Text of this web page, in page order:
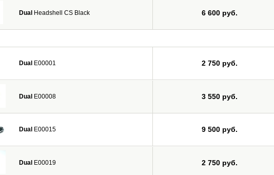
Dual Headshell CS Black 6 600 руб.
Dual E00001 2 750 руб.
Dual E00008 3 550 руб.
Dual E00015 9 500 руб.
Dual E00019 2 750 руб.